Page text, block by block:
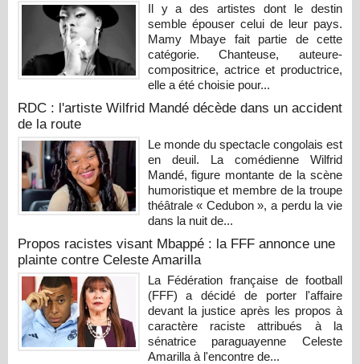
Il y a des artistes dont le destin
semble épouser celui de leur pays.
Mamy Mbaye fait partie de cette
catégorie. Chanteuse, auteure-
compositrice, actrice et productrice,
elle a été choisie pour...
RDC : l'artiste Wilfrid Mandé décède dans un accident
de la route
Le monde du spectacle congolais est
en deuil. La comédienne Wilfrid
Mandé, figure montante de la scène
humoristique et membre de la troupe
théâtrale « Cedubon », a perdu la vie
dans la nuit de...
Propos racistes visant Mbappé : la FFF annonce une
plainte contre Celeste Amarilla
La Fédération française de football
(FFF) a décidé de porter l'affaire
devant la justice après les propos à
caractère raciste attribués à la
sénatrice paraguayenne Celeste
Amarilla à l'encontre de...